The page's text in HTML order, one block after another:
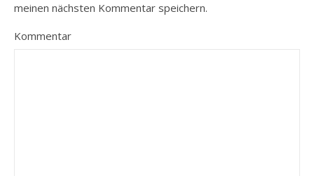
meinen nächsten Kommentar speichern.
Kommentar